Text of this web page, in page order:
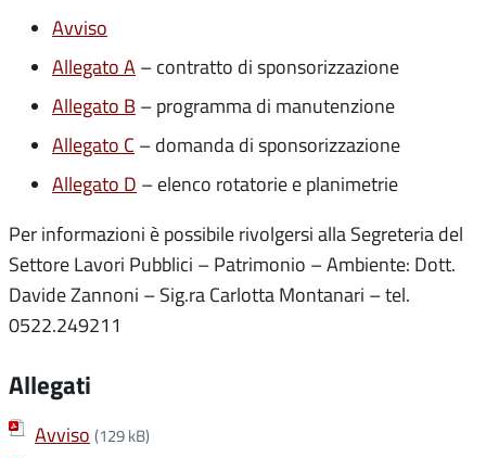
Avviso
Allegato A – contratto di sponsorizzazione
Allegato B – programma di manutenzione
Allegato C – domanda di sponsorizzazione
Allegato D – elenco rotatorie e planimetrie
Per informazioni è possibile rivolgersi alla Segreteria del
Settore Lavori Pubblici – Patrimonio – Ambiente: Dott.
Davide Zannoni – Sig.ra Carlotta Montanari – tel.
0522.249211
Allegati
Avviso (129 kB)